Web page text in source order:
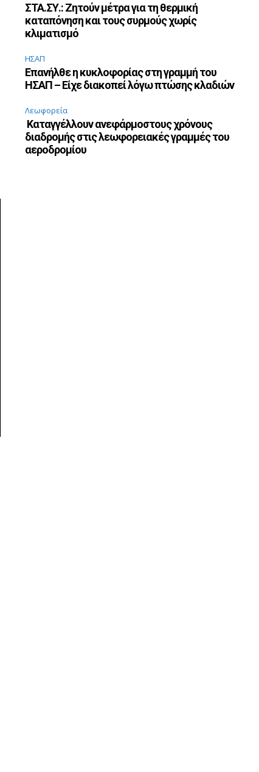
ΣΤΑ.ΣΥ.: Ζητούν μέτρα για τη θερμική
καταπόνηση και τους συρμούς χωρίς
κλιματισμό
ΗΣΑΠ
Επανήλθε η κυκλοφορίας στη γραμμή του
ΗΣΑΠ – Είχε διακοπεί λόγω πτώσης κλαδιών
Λεωφορεία
Καταγγέλλουν ανεφάρμοστους χρόνους
διαδρομής στις λεωφορειακές γραμμές του
αεροδρομίου